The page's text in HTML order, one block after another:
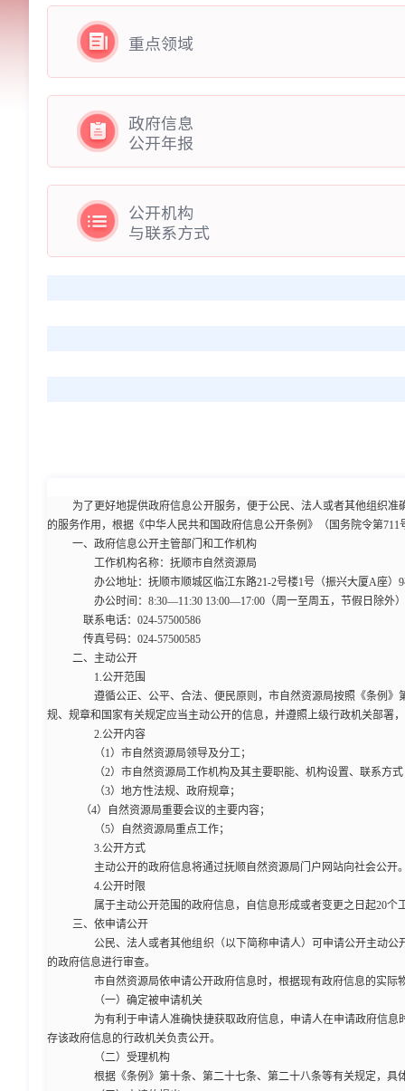
重点领域
政府信息
公开年报
公开机构
与联系方式
为了更好地提供政府信息公开服务，便于公民、法人或者其他组织
的服务作用，根据《中华人民共和国政府信息公开条例》（国务院令第
一、政府信息公开主管部门和工作机构
工作机构名称：抚顺市自然资源局
办公地址： 抚顺市顺城区临江东路21-2号楼1号（振兴大厦A座）
办公时间：8:30—11:30 13:00—17:00（周一至周五，节假日除外）
联系电话：024-57500586
传真号码：024-57500585
二、主动公开
1.公开范围
遵循公正、公平、合法、便民原则，市自然资源局按照《条例》
规、规章和国家有关规定应当主动公开的信息，并遵照上级行政机关部署
2.公开内容
（1）市自然资源局领导及分工；
（2）市自然资源局工作机构及其主要职能、机构设置、联系方式
（3）地方性法规、政府规章；
（4）自然资源局重要会议的主要内容；
（5）自然资源局重点工作；
3.公开方式
主动公开的政府信息将通过抚顺自然资源局门户网站向社会公开
4.公开时限
属于主动公开范围的政府信息，自信息形成或者变更之日起20个
三、依申请公开
公民、法人或者其他组织（以下简称申请人）可申请公开主动公
的政府信息进行审查。
市自然资源局依申请公开政府信息时，根据现有政府信息的实际
（一）确定被申请机关
为有利于申请人准确快捷获取政府信息，申请人在申请政府信息
存该政府信息的行政机关负责公开。
（二）受理机构
根据《条例》第十条、第二十七条、第二十八条等有关规定，具